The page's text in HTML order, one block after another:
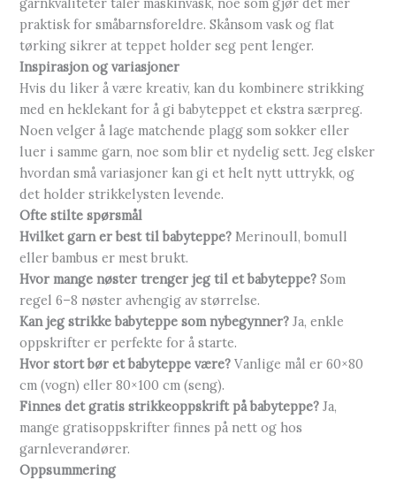
praktisk for småbarnsforeldre. Skånsom vask og flat
tørking sikrer at teppet holder seg pent lenger.
Inspirasjon og variasjoner
Hvis du liker å være kreativ, kan du kombinere strikking
med en heklekant for å gi babyteppet et ekstra særpreg.
Noen velger å lage matchende plagg som sokker eller
luer i samme garn, noe som blir et nydelig sett. Jeg elsker
hvordan små variasjoner kan gi et helt nytt uttrykk, og
det holder strikkelysten levende.
Ofte stilte spørsmål
Hvilket garn er best til babyteppe? Merinoull, bomull
eller bambus er mest brukt.
Hvor mange nøster trenger jeg til et babyteppe? Som
regel 6–8 nøster avhengig av størrelse.
Kan jeg strikke babyteppe som nybegynner? Ja, enkle
oppskrifter er perfekte for å starte.
Hvor stort bør et babyteppe være? Vanlige mål er 60×80
cm (vogn) eller 80×100 cm (seng).
Finnes det gratis strikkeoppskrift på babyteppe? Ja,
mange gratisoppskrifter finnes på nett og hos
garnleverandører.
Oppsummering